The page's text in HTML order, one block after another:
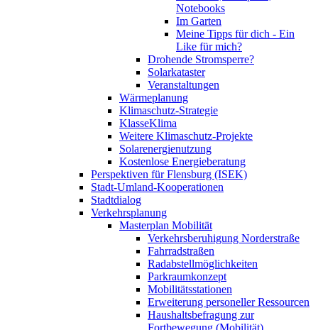
Notebooks
Im Garten
Meine Tipps für dich - Ein
Like für mich?
Drohende Stromsperre?
Solarkataster
Veranstaltungen
Wärmeplanung
Klimaschutz-Strategie
KlasseKlima
Weitere Klimaschutz-Projekte
Solarenergienutzung
Kostenlose Energieberatung
Perspektiven für Flensburg (ISEK)
Stadt-Umland-Kooperationen
Stadtdialog
Verkehrsplanung
Masterplan Mobilität
Verkehrsberuhigung Norderstraße
Fahrradstraßen
Radabstellmöglichkeiten
Parkraumkonzept
Mobilitätsstationen
Erweiterung personeller Ressourcen
Haushaltsbefragung zur
Fortbewegung (Mobilität)